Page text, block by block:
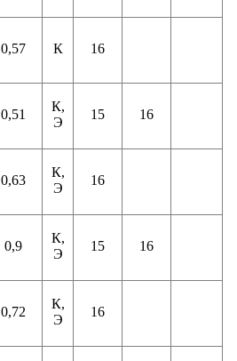
0,57 К 16
0,51
К,
Э
15 16
0,63
К,
Э
16
0,9
К,
Э
15 16
0,72
К,
Э
16